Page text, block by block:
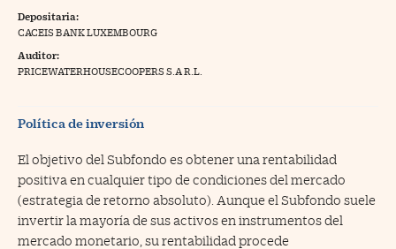
a Cinco Días
Depositaria:
CACEIS BANK LUXEMBOURG
Auditor:
PRICEWATERHOUSECOOPERS S.A R.L.
Política de inversión
El objetivo del Subfondo es obtener una rentabilidad
positiva en cualquier tipo de condiciones del mercado
(estrategia de retorno absoluto). Aunque el Subfondo suele
invertir la mayoría de sus activos en instrumentos del
mercado monetario, su rentabilidad procede